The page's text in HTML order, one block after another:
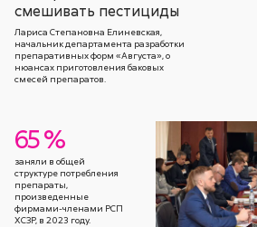
смешивать пестициды
Лариса Степановна Елиневская,
начальник департамента разработки
препаративных форм «Августа», о
нюансах приготовления баковых
смесей препаратов.
65 %
заняли в общей
структуре потребления
препараты,
произведенные
фирмами-членами РСП
ХСЗР, в 2023 году.